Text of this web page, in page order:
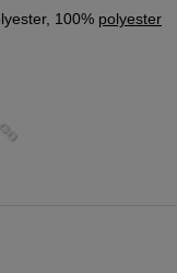
100% polyester